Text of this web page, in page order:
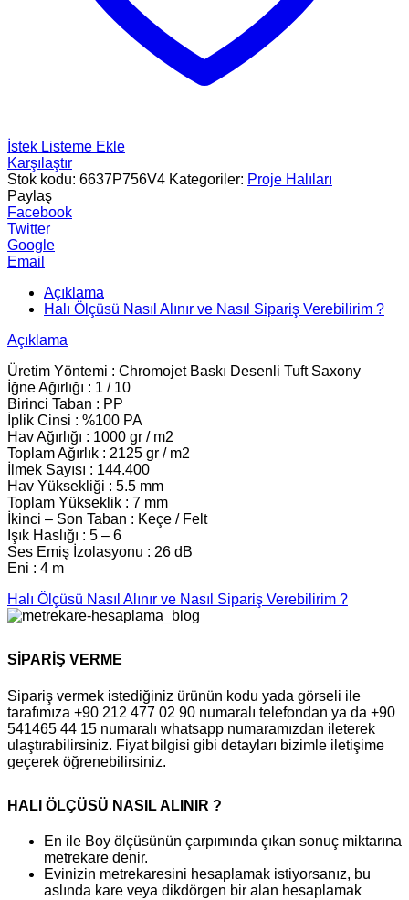
İstek Listeme Ekle
Karşılaştır
Stok kodu: 6637P756V4 Kategoriler: Proje Halıları
Paylaş
Facebook
Twitter
Google
Email
Açıklama
Halı Ölçüsü Nasıl Alınır ve Nasıl Sipariş Verebilirim ?
Açıklama
Üretim Yöntemi : Chromojet Baskı Desenli Tuft Saxony
İğne Ağırlığı : 1 / 10
Birinci Taban : PP
İplik Cinsi : %100 PA
Hav Ağırlığı : 1000 gr / m2
Toplam Ağırlık : 2125 gr / m2
İlmek Sayısı : 144.400
Hav Yüksekliği : 5.5 mm
Toplam Yükseklik : 7 mm
İkinci – Son Taban : Keçe / Felt
Işık Haslığı : 5 – 6
Ses Emiş İzolasyonu : 26 dB
Eni : 4 m
Halı Ölçüsü Nasıl Alınır ve Nasıl Sipariş Verebilirim ?
SİPARİŞ VERME
Sipariş vermek istediğiniz ürünün kodu yada görseli ile
tarafımıza +90 212 477 02 90 numaralı telefondan ya da +90
541465 44 15 numaralı whatsapp numaramızdan ileterek
ulaştırabilirsiniz. Fiyat bilgisi gibi detayları bizimle iletişime
geçerek öğrenebilirsiniz.
HALI ÖLÇÜSÜ NASIL ALINIR ?
En ile Boy ölçüsünün çarpımında çıkan sonuç miktarına
metrekare denir.
Evinizin metrekaresini hesaplamak istiyorsanız, bu
aslında kare veya dikdörgen bir alan hesaplamak